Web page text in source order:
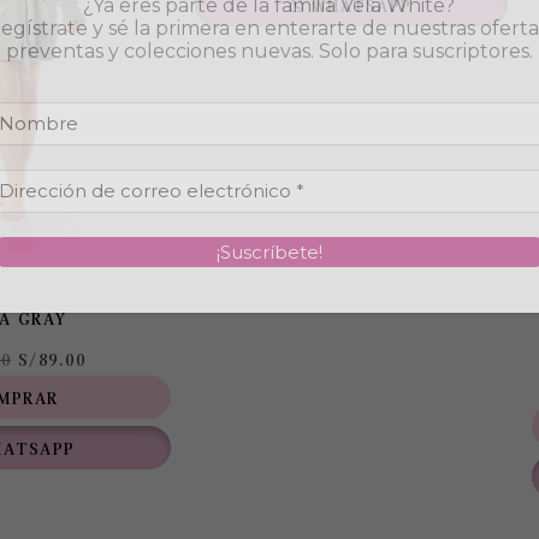
GRAY
S/89.00
elegir
en
página
de
producto
elegir
en
de
producto
WHATSAPP
¿Ya eres parte de la familia Vela White?
y sé la primera en enterarte de nuestras
preventas y colecciones nuevas. Solo para suscriptores.